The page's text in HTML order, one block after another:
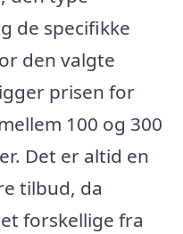
de specifikke
den valgte
prisen for
100 og 300
Det er altid en
tilbud, da
forskellige fra